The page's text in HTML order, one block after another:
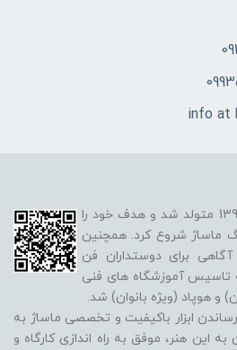
info at
ماساژ الماس شهر در سال 1395 متولد شد و هدف خود را
ماساژ شروع کرد. همچنین
برای دوستداران فن
1401 موفق به تاسیس آموزشگاه های فنی
و هوپاد (ویژه بانوان) شد.
ابزار باکیفیت و تخصصی ماساژ به
این هنر، موفق به راه اندازی کارگاه و